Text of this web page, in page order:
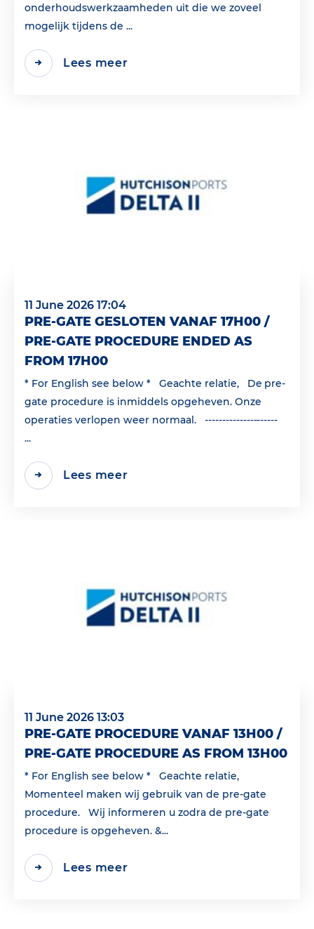
onderhoudswerkzaamheden uit die we zoveel
mogelijk tijdens de ...
Lees meer
11 June 2026 17:04
PRE-GATE GESLOTEN VANAF 17H00 /
PRE-GATE PROCEDURE ENDED AS
FROM 17H00
* For English see below * Geachte relatie, De pre-
gate procedure is inmiddels opgeheven. Onze
operaties verlopen weer normaal. ---------------------
...
Lees meer
11 June 2026 13:03
PRE-GATE PROCEDURE VANAF 13H00 /
PRE-GATE PROCEDURE AS FROM 13H00
* For English see below * Geachte relatie,
Momenteel maken wij gebruik van de pre-gate
procedure. Wij informeren u zodra de pre-gate
procedure is opgeheven. &...
Lees meer